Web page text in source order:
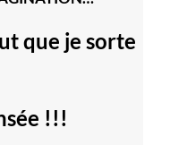
que je sorte
!!!